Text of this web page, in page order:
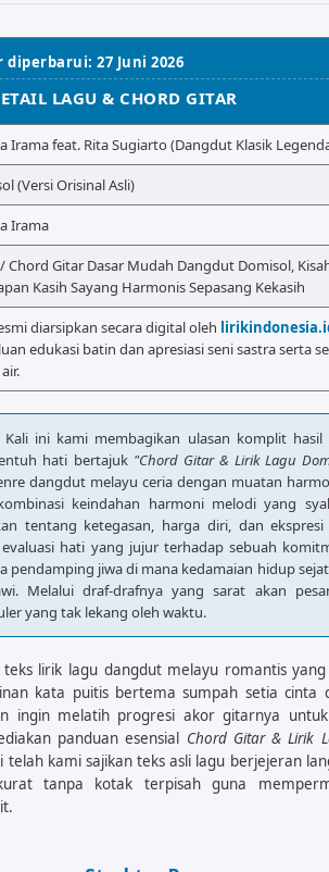
diperbarui: 27 Juni 2026
LAGU & CHORD GITAR
Irama feat. Rita Sugiarto (Dangdut Klasik
(Versi Orisinal Asli)
Irama
Chord Gitar Dasar Mudah Dangdut Domisol,
Kasih Sayang Harmonis Sepasang Kekasih
diarsipkan secara digital oleh
edukasi batin dan apresiasi seni sastra serta
ini kami membagikan ulasan komplit hasil
hati bertajuk "Chord Gitar & Lirik Lagu
dangdut melayu ceria dengan muatan
keindahan harmoni melodi yang
tentang ketegasan, harga diri, dan ekspresi
hati yang jujur terhadap sebuah
pendamping jiwa di mana kedamaian hidup
Melalui draf-drafnya yang sarat akan
yang tak lekang oleh waktu.
lirik lagu dangdut melayu romantis
kata puitis bertema sumpah setia cinta
ingin melatih progresi akor gitarnya
panduan esensial Chord Gitar & Lirik
telah kami sajikan teks asli lagu berjejeran
tanpa kotak terpisah guna